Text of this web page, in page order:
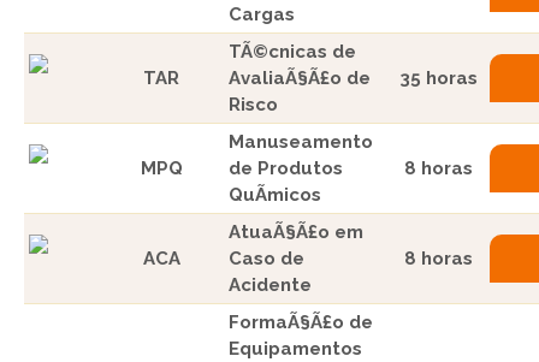
Cargas
TAR
TÃ©cnicas de
AvaliaÃ§Ã£o de
Risco
35 horas
MPQ
Manuseamento
de Produtos
QuÃ­micos
8 horas
ACA
AtuaÃ§Ã£o em
Caso de
Acidente
8 horas
FormaÃ§Ã£o de
Equipamentos